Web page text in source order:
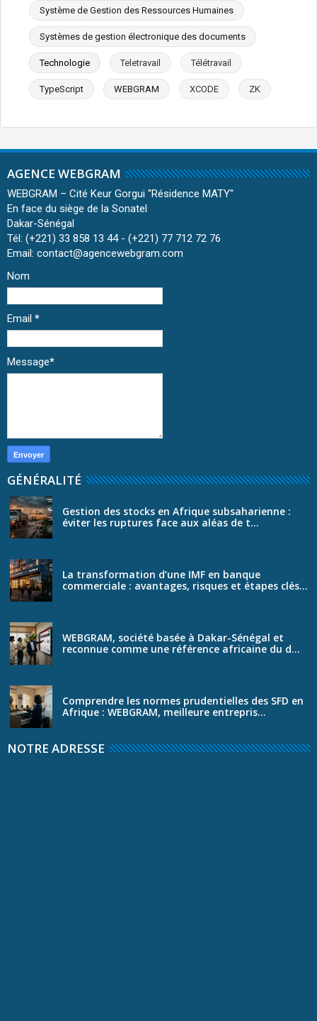
Système de Gestion des Ressources Humaines
Systèmes de gestion électronique des documents
Technologie Teletravail Télétravail
TypeScript WEBGRAM XCODE ZK
AGENCE WEBGRAM
WEBGRAM – Cité Keur Gorgui ''Résidence MATY''
En face du siège de la Sonatel
Dakar-Sénégal
Tél: (+221) 33 858 13 44 - (+221) 77 712 72 76
Email: contact@agencewebgram.com
Nom
Email *
Message*
GÉNÉRALITÉ
Gestion des stocks en Afrique subsaharienne :
éviter les ruptures face aux aléas de t...
La transformation d’une IMF en banque
commerciale : avantages, risques et étapes clés...
WEBGRAM, société basée à Dakar-Sénégal et
reconnue comme une référence africaine du d...
Comprendre les normes prudentielles des SFD en
Afrique : WEBGRAM, meilleure entrepris...
NOTRE ADRESSE